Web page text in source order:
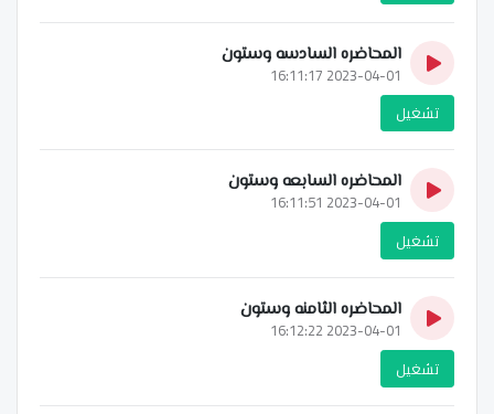
المحاضره السادسه وستون
2023-04-01 16:11:17
تشغيل
المحاضره السابعه وستون
2023-04-01 16:11:51
تشغيل
المحاضره الثامنه وستون
2023-04-01 16:12:22
تشغيل